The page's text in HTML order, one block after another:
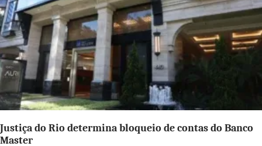
Justiça do Rio determina bloqueio de contas do Banco
Master